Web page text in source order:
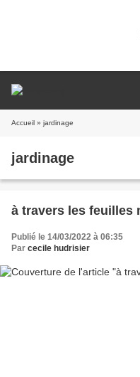
Accueil » jardinage
jardinage
à travers les feuilles
Publié le 14/03/2022 à 06:35
Par cecile hudrisier